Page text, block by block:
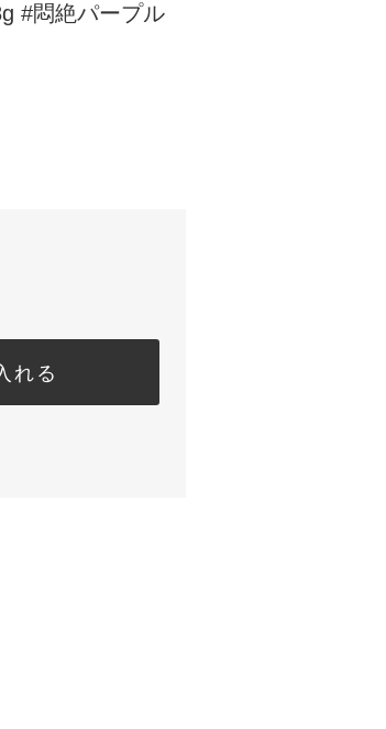
#悶絶パープル
れる